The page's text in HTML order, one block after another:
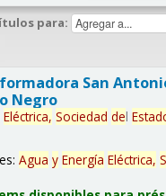
para:
San
Negro
Eléctrica, Sociedad del
Agua y Energía Eléctrica,